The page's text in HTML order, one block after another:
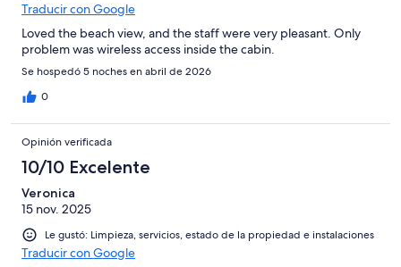
Traducir con Google
Loved the beach view, and the staff were very pleasant. Only
problem was wireless access inside the cabin.
Se hospedó 5 noches en abril de 2026
0
Opinión verificada
10/10 Excelente
Veronica
15 nov. 2025
Le gustó: Limpieza, servicios, estado de la propiedad e instalaciones
Traducir con Google